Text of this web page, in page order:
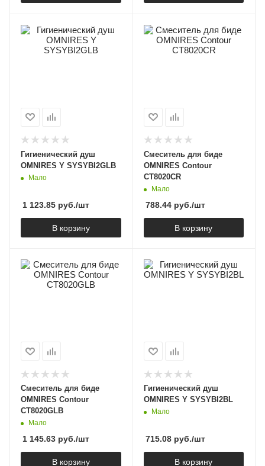
Гигиенический душ
OMNIRES Y SYSYBI2GLB
Мало
1 123.85 руб./шт
В корзину
Смеситель для биде
OMNIRES Contour
CT8020CR
Мало
788.44руб./шт
В корзину
Смеситель для биде
OMNIRES Contour
CT8020GLB
Мало
1 145.63 руб./шт
В корзину
Гигиенический душ
OMNIRES Y SYSYBI2BL
Мало
715.08руб./шт
В корзину